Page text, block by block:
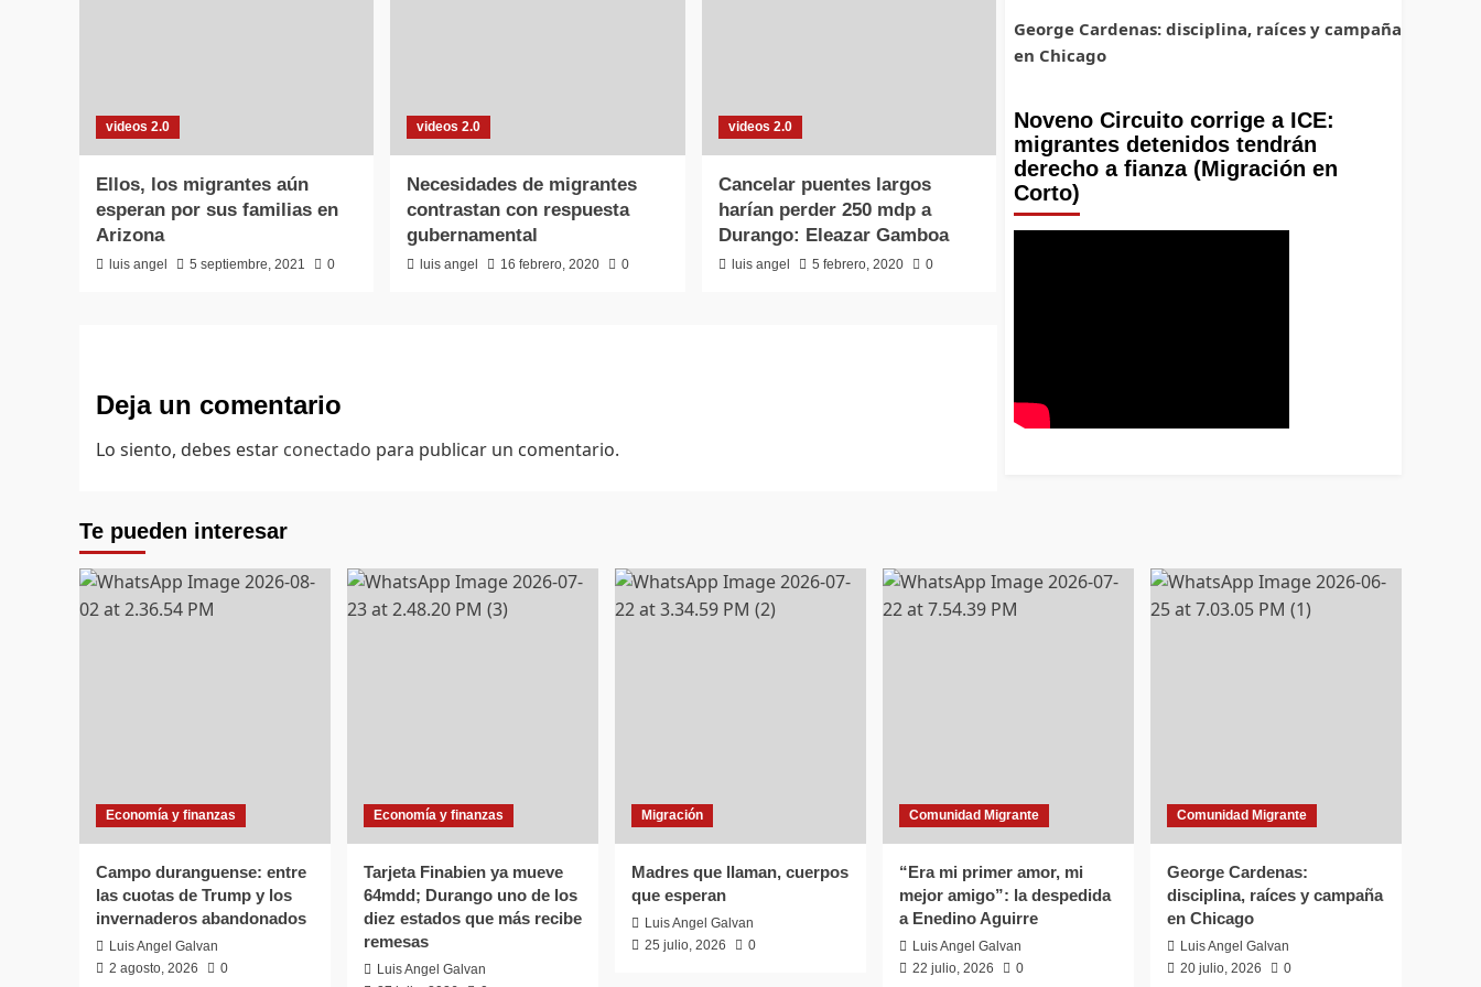
videos 2.0
Ellos, los migrantes aún
esperan por sus familias en
Arizona
luis angel 5 septiembre, 2021 0
videos 2.0
Necesidades de migrantes
contrastan con respuesta
gubernamental
luis angel 16 febrero, 2020 0
videos 2.0
Cancelar puentes largos
harían perder 250 mdp a
Durango: Eleazar Gamboa
luis angel 5 febrero, 2020 0
Deja un comentario
Lo siento, debes estar conectado para publicar un comentario.
George Cardenas: disciplina, raíces y campaña
en Chicago
Noveno Circuito corrige a ICE:
migrantes detenidos tendrán
derecho a fianza (Migración en
Corto)
Te pueden interesar
Economía y finanzas
Campo duranguense: entre
las cuotas de Trump y los
invernaderos abandonados
Luis Angel Galvan
2 agosto, 2026
0
Economía y finanzas
Tarjeta Finabien ya mueve
64mdd; Durango uno de los
diez estados que más recibe
remesas
Luis Angel Galvan
Migración
Madres que llaman, cuerpos
que esperan
Luis Angel Galvan
25 julio, 2026
0
Comunidad Migrante
“Era mi primer amor, mi
mejor amigo”: la despedida
a Enedino Aguirre
Luis Angel Galvan
22 julio, 2026
0
Comunidad Migrante
George Cardenas:
disciplina, raíces y campaña
en Chicago
Luis Angel Galvan
20 julio, 2026
0